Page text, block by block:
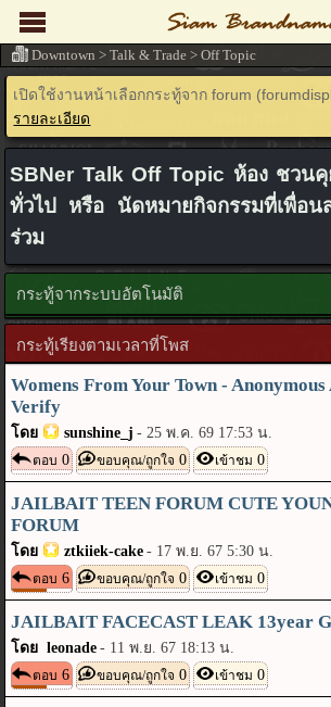
เปิดใช้งานหน้าเลือกกระทู้จาก forum
รายละเอียด
SBNer Talk Off Topic ห้อง ชวนคุ
ทั่วไป หรือ นัดหมายกิจกรรมที่เพื่อ
ร่วม
กระทู้จากระบบอัตโนมัติ
กระทู้เรียงตามเวลาที่โพส
Womens From Your Town -
Verify
โดย sunshine_j -25 พ.ค. 69 17:53 น.
ตอบ 0 ขอบคุณ/ถูกใจ 0 เข้าชม 0
JAILBAIT TEEN FORUM CUTE
FORUM
โดย ztkiiek-cake - 17 พ.ย. 67 5:30 น.
ตอบ 6 ขอบคุณ/ถูกใจ 0 เข้าชม 0
JAILBAIT FACECAST LEAK 13year
โดย leonade - 11 พ.ย. 67 18:13 น.
ตอบ 6 ขอบคุณ/ถูกใจ 0 เข้าชม 0
Downtown > Talk & Trade > Off Topic